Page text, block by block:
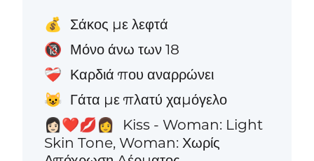
💰 Σάκος με λεφτά
🔞 Μόνο άνω των 18
❤️‍🩹 Καρδιά που αναρρώνει
😺 Γάτα με πλατύ χαμόγελο
👩🏻‍❤️‍💋‍👩
Kiss - Woman: Light
Skin Tone, Woman: Χωρίς